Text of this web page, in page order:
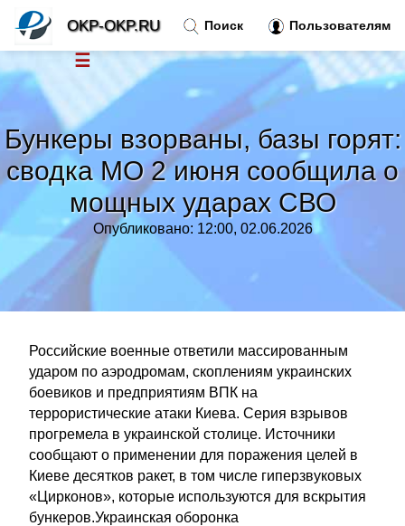
Бункеры взорваны, базы горят:
сводка МО 2 июня сообщила о
мощных ударах СВО
Опубликовано: 12:00, 02.06.2026
Российские военные ответили массированным
ударом по аэродромам, скоплениям украинских
боевиков и предприятиям ВПК на
террористические атаки Киева. Серия взрывов
прогремела в украинской столице. Источники
сообщают о применении для поражения целей в
Киеве десятков ракет, в том числе гиперзвуковых
«Цирконов», которые используются для вскрытия
бункеров.Украинская оборонка
Поиск Пользователям
OKP-OKP.RU
☰
Новости
Тренды новостей»
Рубрики»
Правила »
Контакт»